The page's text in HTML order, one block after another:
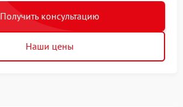
Получить консультацию
Наши цены